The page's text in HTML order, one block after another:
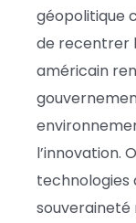
géopolitique
de recentrer
américain
l’innovation.
technologies